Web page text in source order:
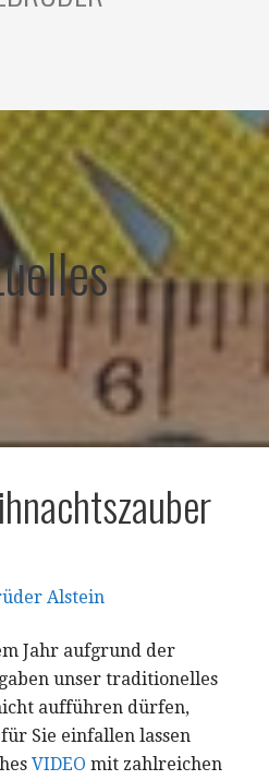
Alstein
Jahr aufgrund der
unser traditionelles
aufführen dürfen,
Sie einfallen lassen
VIDEO mit zahlreichen